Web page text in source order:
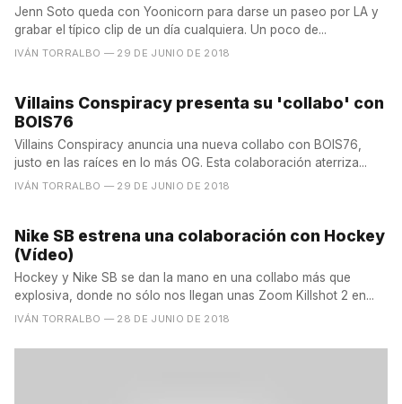
Jenn Soto queda con Yoonicorn para darse un paseo por LA y
grabar el típico clip de un día cualquiera. Un poco de...
IVÁN TORRALBO — 29 DE JUNIO DE 2018
Villains Conspiracy presenta su 'collabo' con
BOIS76
Villains Conspiracy anuncia una nueva collabo con BOIS76,
justo en las raíces en lo más OG. Esta colaboración aterriza...
IVÁN TORRALBO — 29 DE JUNIO DE 2018
Nike SB estrena una colaboración con Hockey
(Vídeo)
Hockey y Nike SB se dan la mano en una collabo más que
explosiva, donde no sólo nos llegan unas Zoom Killshot 2 en...
IVÁN TORRALBO — 28 DE JUNIO DE 2018